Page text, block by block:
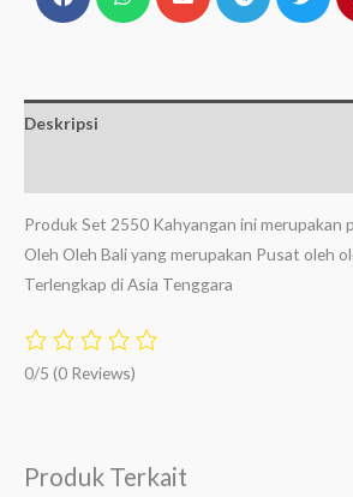
Deskripsi
Produk Set 2550 Kahyangan ini merupakan
Oleh Oleh Bali yang merupakan Pusat oleh
Terlengkap di Asia Tenggara
0/5 (0 Reviews)
Produk Terkait